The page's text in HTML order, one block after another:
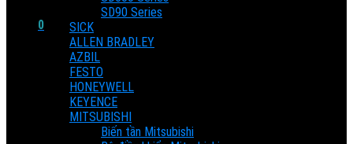
0
No products in the cart.
SD90 Series
SICK
ALLEN BRADLEY
AZBIL
FESTO
HONEYWELL
KEYENCE
MITSUBISHI
Biến tần Mitsubishi